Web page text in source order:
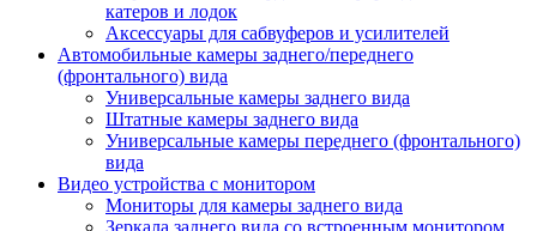
катеров и лодок
Аксессуары для сабвуферов и усилителей
Автомобильные камеры заднего/переднего
(фронтального) вида
Универсальные камеры заднего вида
Штатные камеры заднего вида
Универсальные камеры переднего (фронтального)
вида
Видео устройства c монитором
Мониторы для камеры заднего вида
Зеркала заднего вида со встроенным монитором